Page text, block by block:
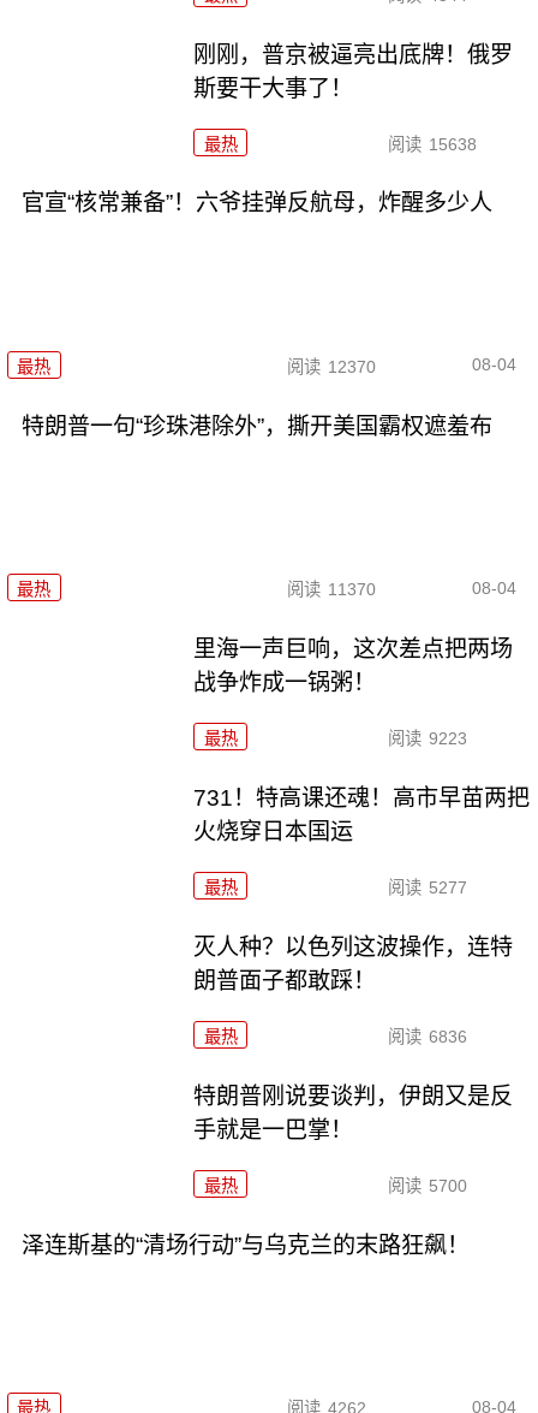
刚刚，普京被逼亮出底牌！俄罗
斯要干大事了！
最热 阅读 15638
官宣“核常兼备”！六爷挂弹反航母，炸醒多少人
最热 阅读 12370 08-04
特朗普一句“珍珠港除外”，撕开美国霸权遮羞布
最热 阅读 11370 08-04
里海一声巨响，这次差点把两场
战争炸成一锅粥！
最热 阅读 9223
731！特高课还魂！高市早苗两把
火烧穿日本国运
最热 阅读 5277
灭人种？以色列这波操作，连特
朗普面子都敢踩！
最热 阅读 6836
特朗普刚说要谈判，伊朗又是反
手就是一巴掌！
最热 阅读 5700
泽连斯基的“清场行动”与乌克兰的末路狂飙！
最热 阅读 4262 08-04